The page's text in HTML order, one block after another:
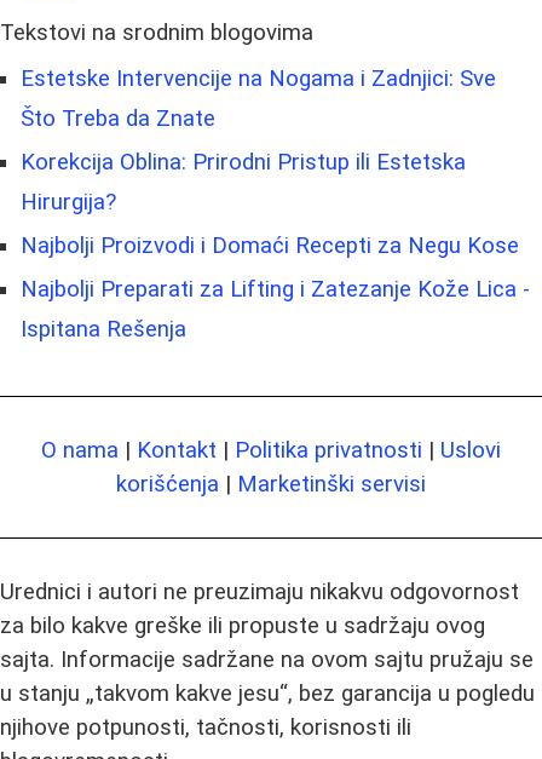
Tekstovi na srodnim blogovima
Estetske Intervencije na Nogama i Zadnjici: Sve
Što Treba da Znate
Korekcija Oblina: Prirodni Pristup ili Estetska
Hirurgija?
Najbolji Proizvodi i Domaći Recepti za Negu Kose
Najbolji Preparati za Lifting i Zatezanje Kože Lica -
Ispitana Rešenja
O nama | Kontakt | Politika privatnosti | Uslovi
korišćenja | Marketinški servisi
Urednici i autori ne preuzimaju nikakvu odgovornost
za bilo kakve greške ili propuste u sadržaju ovog
sajta. Informacije sadržane na ovom sajtu pružaju se
u stanju „takvom kakve jesu“, bez garancija u pogledu
njihove potpunosti, tačnosti, korisnosti ili